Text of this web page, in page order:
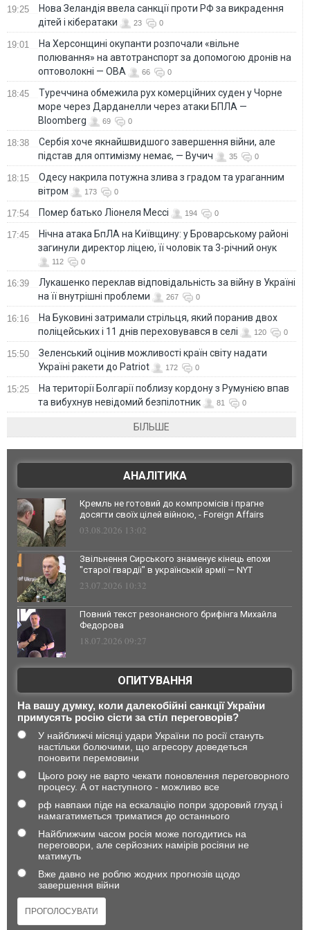
19:25
Нова Зеландія ввела санкції проти РФ за викрадення
дітей і кібератаки
23 0
19:01
На Херсонщині окупанти розпочали «вільне
полювання» на автотранспорт за допомогою дронів на
оптоволокні — ОВА
66 0
18:45
Туреччина обмежила рух комерційних суден у Чорне
море через Дарданелли через атаки БПЛА —
Bloomberg
69 0
18:38
Сербія хоче якнайшвидшого завершення війни, але
підстав для оптимізму немає, — Вучич
35 0
18:15
Одесу накрила потужна злива з градом та ураганним
вітром
173 0
17:54 Помер батько Ліонеля Мессі 194 0
17:45
Нічна атака БпЛА на Київщину: у Броварському районі
загинули директор ліцею, її чоловік та 3-річний онук
112 0
16:39
Лукашенко переклав відповідальність за війну в Україні
на її внутрішні проблеми
267 0
16:16
На Буковині затримали стрільця, який поранив двох
поліцейських і 11 днів переховувався в селі
120 0
15:50
Зеленський оцінив можливості країн світу надати
Україні ракети до Patriot
172 0
15:25
На території Болгарії поблизу кордону з Румунією впав
та вибухнув невідомий безпілотник
81 0
БІЛЬШЕ
АНАЛІТИКА
Кремль не готовий до компромісів і прагне
досягти своїх цілей війною, - Foreign Affairs
03.08.2026 13:02
Звільнення Сирського знаменує кінець епохи
"старої гвардії" в українській армії — NYT
23.07.2026 10:32
Повний текст резонансного брифінга Михайла
Федорова
18.07.2026 09:27
ОПИТУВАННЯ
На вашу думку, коли далекобійні санкції України
примусять росію сісти за стіл переговорів?
У найближчі місяці удари України по росії стануть
настільки болючими, що агресору доведеться
поновити перемовини
Цього року не варто чекати поновлення переговорного
процесу. А от наступного - можливо все
рф навпаки піде на ескалацію попри здоровий глузд і
намагатиметься триматися до останнього
Найближчим часом росія може погодитись на
переговори, але серйозних намірів росіяни не
матимуть
Вже давно не роблю жодних прогнозів щодо
завершення війни